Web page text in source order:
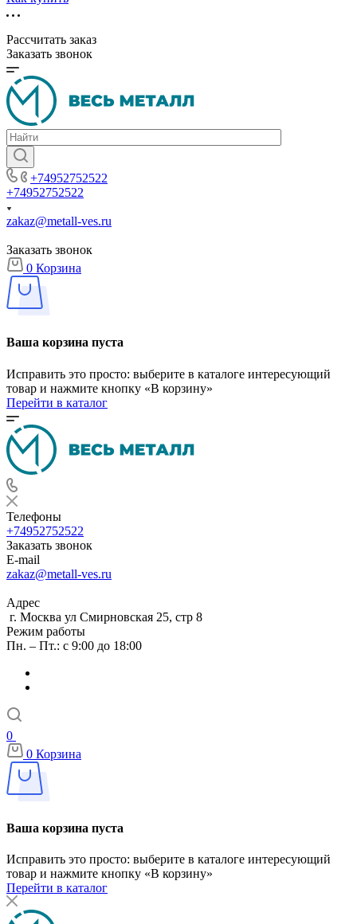
Рассчитать заказ
Заказать звонок
+74952752522
+74952752522
zakaz@metall-ves.ru
Заказать звонок
0 Корзина
Ваша корзина пуста
Исправить это просто: выберите в каталоге интересующий
товар и нажмите кнопку «В корзину»
Перейти в каталог
Телефоны
+74952752522
Заказать звонок
E-mail
zakaz@metall-ves.ru
Адрес
г. Москва ул Смирновская 25, стр 8
Режим работы
Пн. – Пт.: с 9:00 до 18:00
0
0 Корзина
Ваша корзина пуста
Исправить это просто: выберите в каталоге интересующий
товар и нажмите кнопку «В корзину»
Перейти в каталог